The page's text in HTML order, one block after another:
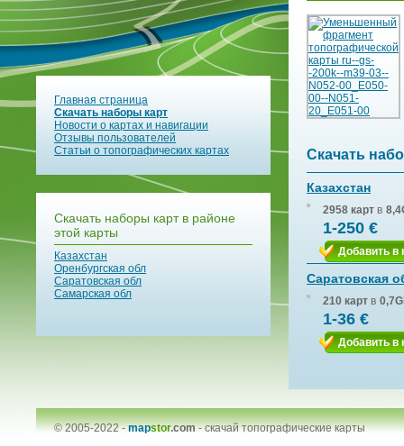
Главная страница
Скачать наборы карт
Новости о картах и навигации
Отзывы пользователей
Статьи о топографических картах
Скачать наборы карт в районе
этой карты
Казахстан
Оренбургская обл
Саратовская обл
Самарская обл
Скачать
Казахстан
2958 карт в
1-250 €
Добавить в
Саратовская
210 карт в
1-36 €
Добавить в
© 2005-2022 -mapstor.com-скачай топографические карты